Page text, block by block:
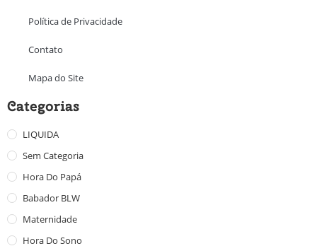
Política de Privacidade
Contato
Mapa do Site
Categorias
LIQUIDA
Sem Categoria
Hora Do Papá
Babador BLW
Maternidade
Hora Do Sono